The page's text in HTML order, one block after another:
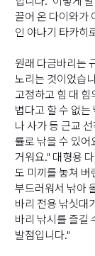
끌어 온 다이와가
인 야나기 타카히
원래 다금바리는
노리는 것이었습
고정하고 힘 대
볍다고 할 수 없
나 사가 등 근교
률로 낚을 수 있
거워요." 대형용
도 미끼를 놓쳐
부드러워서 낚아
바리 전용 낚싯대
바리 낚시를 즐길
발점입니다."